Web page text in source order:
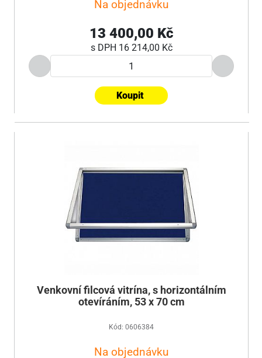
Na objednávku
13 400,00 Kč
s DPH 16 214,00 Kč
Koupit
Venkovní filcová vitrína, s horizontálním
otevíráním, 53 x 70 cm
Kód: 0606384
Na objednávku